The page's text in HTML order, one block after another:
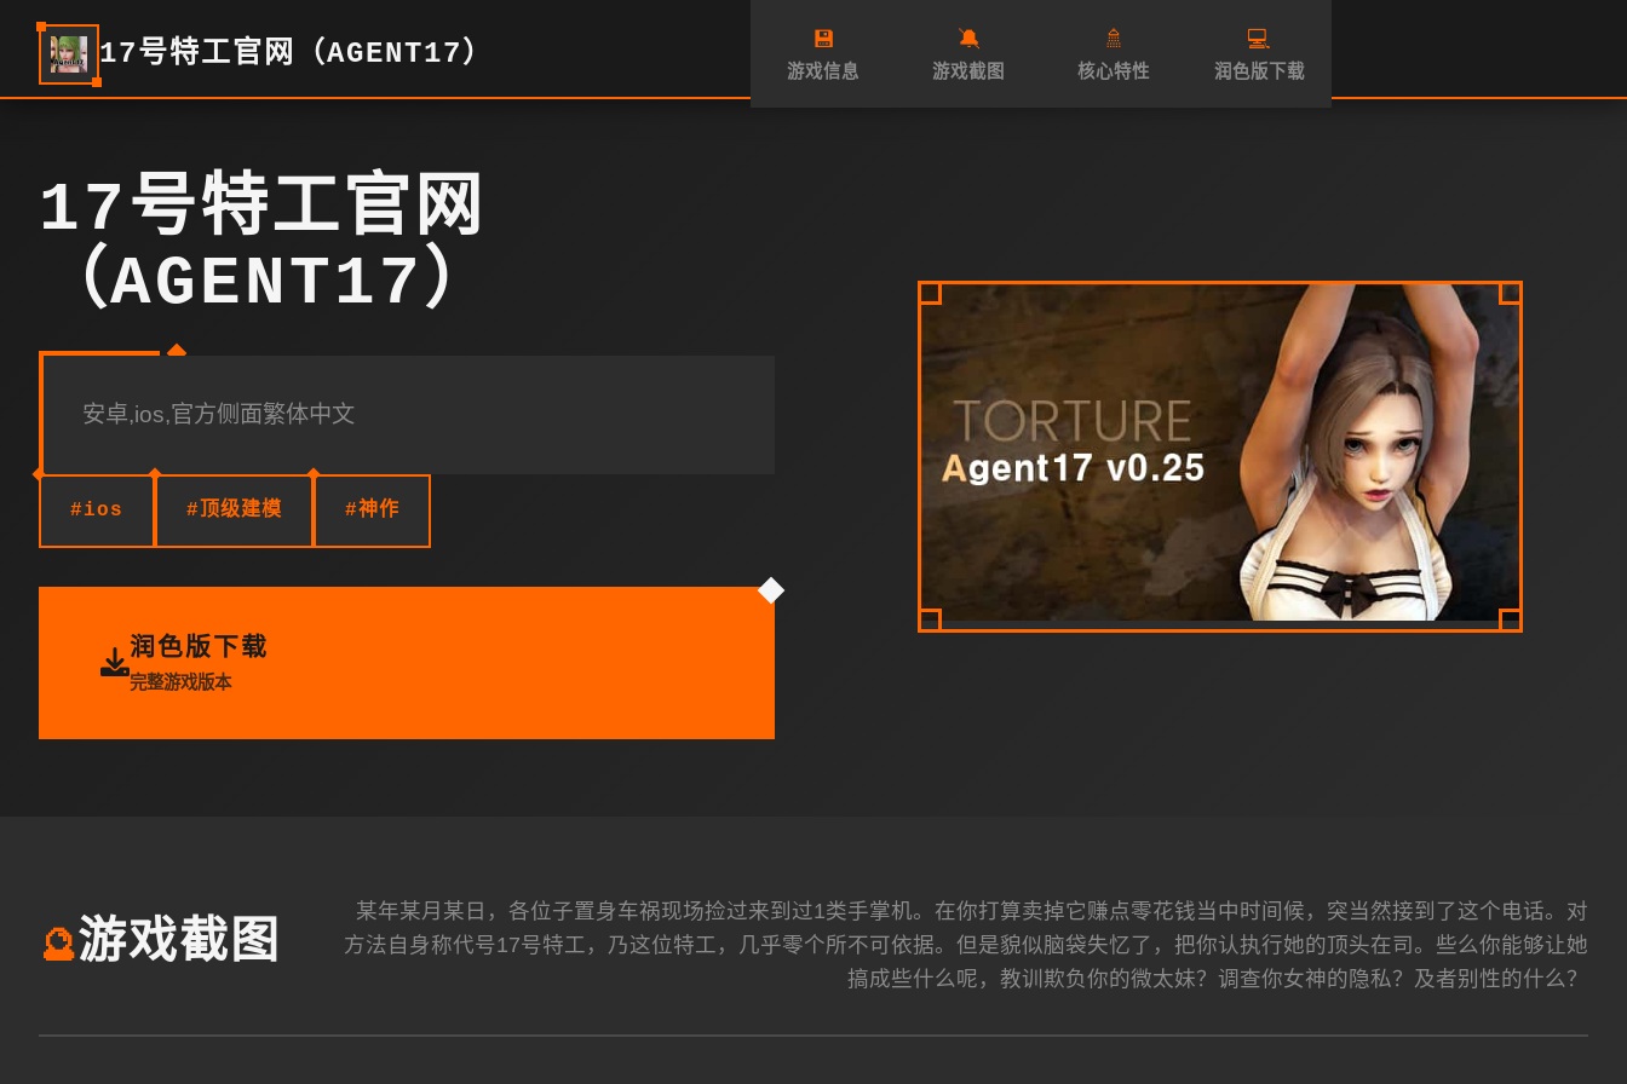
17号特工官网（AGENT17） 💾
游戏信息
🔕
游戏截图
🚿
核心特性
💻
润色版下载
17号特工官网
（AGENT17）
安卓,ios,官方侧面繁体中文
#ios #顶级建模 #神作
润色版下载
完整游戏版本
🔮游戏截图
某年某月某日，各位子置身车祸现场捡过来到过1类手掌机。在你打算卖掉它赚点零花钱当中时间候，突当然接到了这个电话。对
方法自身称代号17号特工，乃这位特工，几乎零个所不可依据。但是貌似脑袋失忆了，把你认执行她的顶头在司。些么你能够让她
搞成些什么呢，教训欺负你的微太妹？调查你女神的隐私？及者别性的什么？